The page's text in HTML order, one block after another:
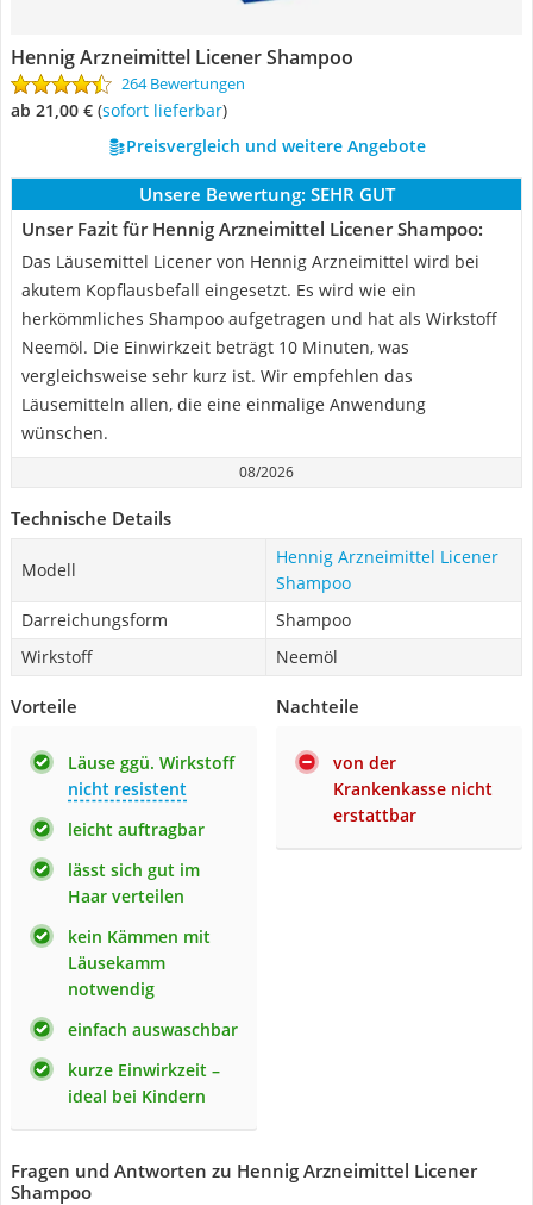
Hennig Arzneimittel Licener Shampoo
264 Bewertungen
ab 21,00 € ( Sofort lieferbar)
Preisvergleich und weitere Angebote
Unsere Bewertung: SEHR GUT
Unser Fazit für Hennig Arzneimittel Licener Shampoo:
Das Läusemittel Licener von Hennig Arzneimittel wird bei
akutem Kopflausbefall eingesetzt. Es wird wie ein
herkömmliches Shampoo aufgetragen und hat als Wirkstoff
Neemöl. Die Einwirkzeit beträgt 10 Minuten, was
vergleichsweise sehr kurz ist. Wir empfehlen das
Läusemitteln allen, die eine einmalige Anwendung
wünschen.
08/2026
Technische Details
Modell
Hennig Arzneimittel Licener
Shampoo
Darreichungsform
Shampoo
Wirkstoff
Neemöl
Vorteile
Läuse ggü. Wirkstoff
nicht resistent
leicht auftragbar
lässt sich gut im
Haar verteilen
kein Kämmen mit
Läusekamm
notwendig
einfach auswaschbar
kurze Einwirkzeit –
ideal bei Kindern
Nachteile
von der
Krankenkasse nicht
erstattbar
Fragen und Antworten zu Hennig Arzneimittel Licener
Shampoo